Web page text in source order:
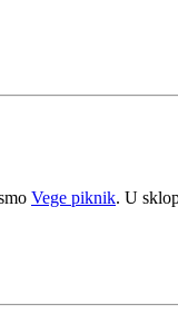
Vege piknik. U